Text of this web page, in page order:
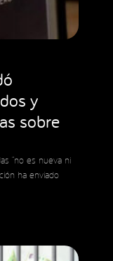
y
sobre
“no es nueva ni
ha enviado